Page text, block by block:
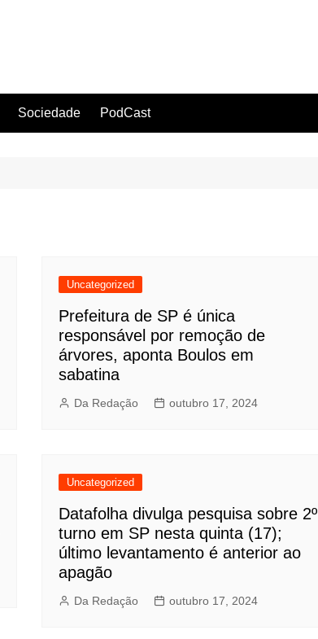
Sociedade PodCast
Uncategorized
Prefeitura de SP é única
responsável por remoção de
árvores, aponta Boulos em
sabatina
Da Redação outubro 17, 2024
Uncategorized
Datafolha divulga pesquisa sobre 2º
turno em SP nesta quinta (17);
último levantamento é anterior ao
apagão
Da Redação outubro 17, 2024